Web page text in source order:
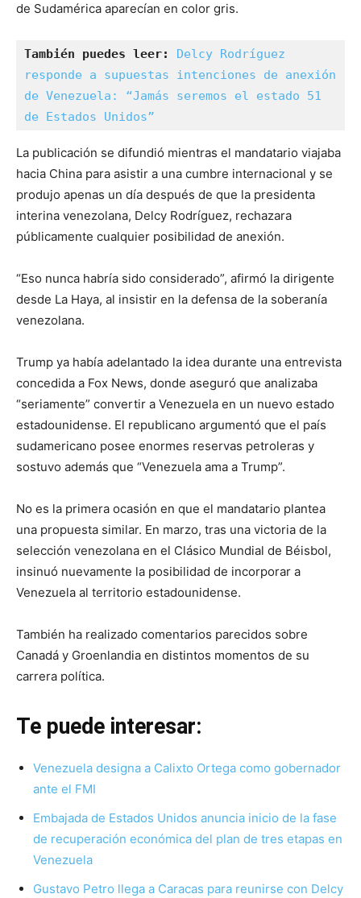
de Sudamérica aparecían en color gris.
También puedes leer:
Delcy Rodríguez
responde a supuestas intenciones de anexión
de Venezuela: “Jamás seremos el estado 51
de Estados Unidos”
La publicación se difundió mientras el mandatario viajaba
hacia China para asistir a una cumbre internacional y se
produjo apenas un día después de que la presidenta
interina venezolana, Delcy Rodríguez, rechazara
públicamente cualquier posibilidad de anexión.
“Eso nunca habría sido considerado”, afirmó la dirigente
desde La Haya, al insistir en la defensa de la soberanía
venezolana.
Trump ya había adelantado la idea durante una entrevista
concedida a Fox News, donde aseguró que analizaba
“seriamente” convertir a Venezuela en un nuevo estado
estadounidense. El republicano argumentó que el país
sudamericano posee enormes reservas petroleras y
sostuvo además que “Venezuela ama a Trump”.
No es la primera ocasión en que el mandatario plantea
una propuesta similar. En marzo, tras una victoria de la
selección venezolana en el Clásico Mundial de Béisbol,
insinuó nuevamente la posibilidad de incorporar a
Venezuela al territorio estadounidense.
También ha realizado comentarios parecidos sobre
Canadá y Groenlandia en distintos momentos de su
carrera política.
Te puede interesar:
Venezuela designa a Calixto Ortega como gobernador
ante el FMI
Embajada de Estados Unidos anuncia inicio de la fase
de recuperación económica del plan de tres etapas en
Venezuela
Gustavo Petro llega a Caracas para reunirse con Delcy